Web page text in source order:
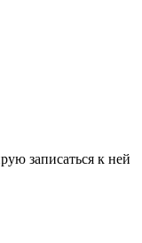
записаться к ней